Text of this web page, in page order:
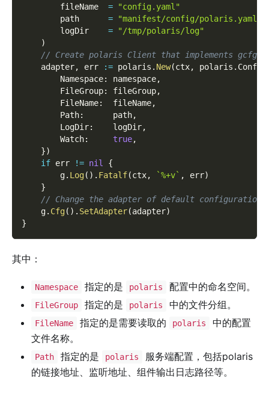
        fileName
=
"config.yaml"
        path
=
"manifest/config/polaris.yaml"
        logDir
=
"/tmp/polaris/log"
)
// Create polaris Client that implements
    adapter
, err := polaris . New(ctx, polaris . Config
        Namespace
: namespace,
        FileGroup
: fileGroup,
        FileName
:
  fileName
,
        Path
:
      path
,
        LogDir
:
    logDir
,
        Watch
: true,
})
if err != nil
{
        g
. Log( ) . Fatalf(ctx, `%+v` , err)
}
// Change the adapter of default configuration
    g
. Cfg( ) . SetAdapter(adapter)
}
其中：
Namespace 指定的是 polaris 配置中的命名空间。
FileGroup 指定的是 polaris 中的文件分组。
FileName 指定的是需要读取的 polaris
中的配置
文件名称。
Path 指定的是 polaris
服务端配置，包括polaris
的链接地址、监听地址、组件输出日志路径等。